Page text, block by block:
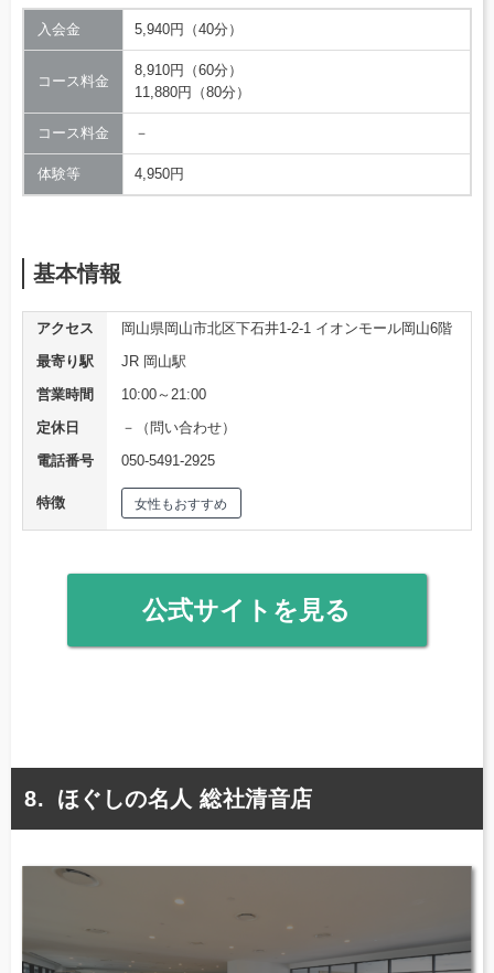
入会金 5,940円（40分）
コース料金
8,910円（60分）
11,880円（80分）
コース料金 －
体験等 4,950円
基本情報
アクセス
岡山県岡山市北区下石井1-2-1 イオンモール岡山6階
最寄り駅
JR 岡山駅
営業時間
10:00～21:00
定休日
－（問い合わせ）
電話番号
050-5491-2925
特徴 女性もおすすめ
公式サイトを見る
ほぐしの名人 総社清音店